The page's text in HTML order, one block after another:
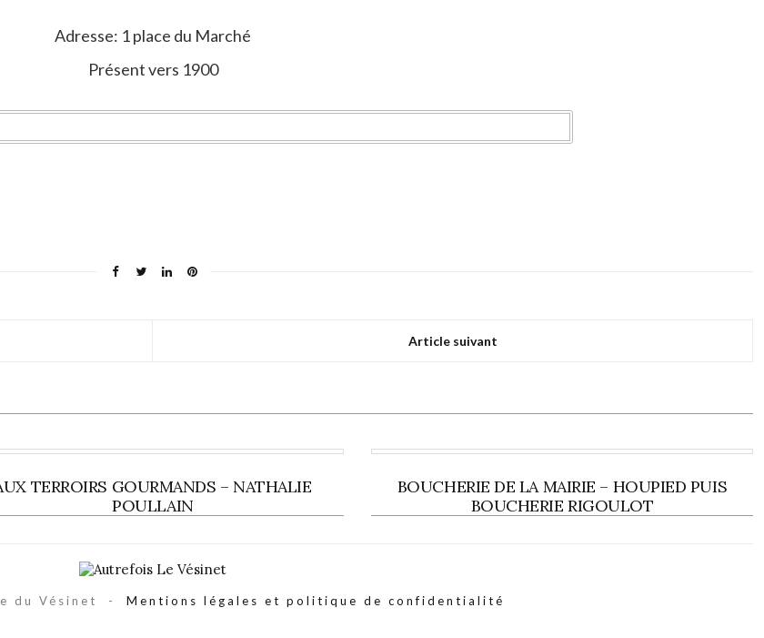
Adresse: 1 place du Marché
Présent vers 1900
Article suivant
TERROIRS GOURMANDS – NATHALIE
POULLAIN
BOUCHERIE DE LA MAIRIE – HOUPIED PUIS
BOUCHERIE RIGOULOT
du Vésinet - Mentions légales et politique de confidentialité